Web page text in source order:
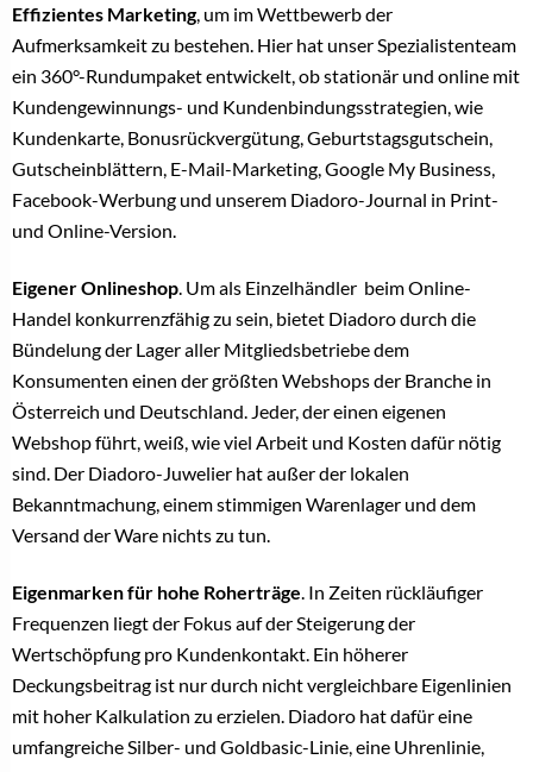
Effizientes Marketing, um im Wettbewerb der
Aufmerksamkeit zu bestehen. Hier hat unser Spezialistenteam
ein 360°-Rundumpaket entwickelt, ob stationär und online mit
Kundengewinnungs- und Kundenbindungsstrategien, wie
Kundenkarte, Bonusrückvergütung, Geburtstagsgutschein,
Gutscheinblättern, E-Mail-Marketing, Google My Business,
Facebook-Werbung und unserem Diadoro-Journal in Print-
und Online-Version.
Eigener Onlineshop. Um als Einzelhändler beim Online-
Handel konkurrenzfähig zu sein, bietet Diadoro durch die
Bündelung der Lager aller Mitgliedsbetriebe dem
Konsumenten einen der größten Webshops der Branche in
Österreich und Deutschland. Jeder, der einen eigenen
Webshop führt, weiß, wie viel Arbeit und Kosten dafür nötig
sind. Der Diadoro-Juwelier hat außer der lokalen
Bekanntmachung, einem stimmigen Warenlager und dem
Versand der Ware nichts zu tun.
Eigenmarken für hohe Roherträge. In Zeiten rückläufiger
Frequenzen liegt der Fokus auf der Steigerung der
Wertschöpfung pro Kundenkontakt. Ein höherer
Deckungsbeitrag ist nur durch nicht vergleichbare Eigenlinien
mit hoher Kalkulation zu erzielen. Diadoro hat dafür eine
umfangreiche Silber- und Goldbasic-Linie, eine Uhrenlinie,